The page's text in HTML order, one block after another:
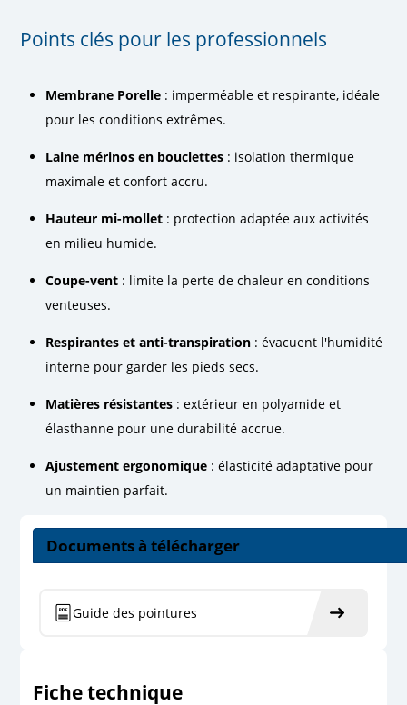
Points clés pour les professionnels
Membrane Porelle : imperméable et respirante, idéale
pour les conditions extrêmes.
Laine mérinos en bouclettes : isolation thermique
maximale et confort accru.
Hauteur mi-mollet : protection adaptée aux activités
en milieu humide.
Coupe-vent : limite la perte de chaleur en conditions
venteuses.
Respirantes et anti-transpiration : évacuent l'humidité
interne pour garder les pieds secs.
Matières résistantes : extérieur en polyamide et
élasthanne pour une durabilité accrue.
Ajustement ergonomique : élasticité adaptative pour
un maintien parfait.
Documents à télécharger
Guide des pointures
Fiche technique